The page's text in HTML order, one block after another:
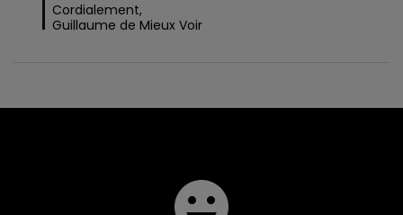
Cordialement,
Guillaume de Mieux Voir